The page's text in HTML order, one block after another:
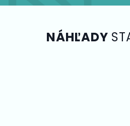
NÁHĽADY